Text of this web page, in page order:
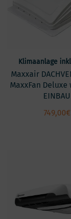
Klimaanlage
Maxxair
MaxxFan
EINBAU
749,00€